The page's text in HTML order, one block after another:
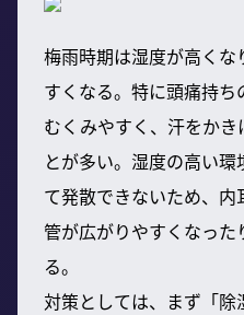
梅雨時期は湿度が高く
すくなる。特に頭痛持
むくみやすく、汗をか
とが多い。湿度の高い
て発散できないため、
管が広がりやすくなっ
る。
対策としては、まず「